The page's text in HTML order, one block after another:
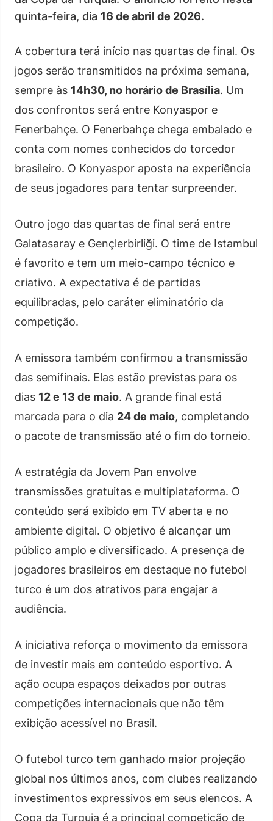
quinta-feira, dia 16 de abril de 2026.
A cobertura terá início nas quartas de final. Os
jogos serão transmitidos na próxima semana,
sempre às 14h30, no horário de Brasília. Um
dos confrontos será entre Konyaspor e
Fenerbahçe. O Fenerbahçe chega embalado e
conta com nomes conhecidos do torcedor
brasileiro. O Konyaspor aposta na experiência
de seus jogadores para tentar surpreender.
Outro jogo das quartas de final será entre
Galatasaray e Gençlerbirliği. O time de Istambul
é favorito e tem um meio-campo técnico e
criativo. A expectativa é de partidas
equilibradas, pelo caráter eliminatório da
competição.
A emissora também confirmou a transmissão
das semifinais. Elas estão previstas para os
dias 12 e 13 de maio. A grande final está
marcada para o dia 24 de maio, completando
o pacote de transmissão até o fim do torneio.
A estratégia da Jovem Pan envolve
transmissões gratuitas e multiplataforma. O
conteúdo será exibido em TV aberta e no
ambiente digital. O objetivo é alcançar um
público amplo e diversificado. A presença de
jogadores brasileiros em destaque no futebol
turco é um dos atrativos para engajar a
audiência.
A iniciativa reforça o movimento da emissora
de investir mais em conteúdo esportivo. A
ação ocupa espaços deixados por outras
competições internacionais que não têm
exibição acessível no Brasil.
O futebol turco tem ganhado maior projeção
global nos últimos anos, com clubes realizando
investimentos expressivos em seus elencos. A
Copa da Turquia é a principal competição de